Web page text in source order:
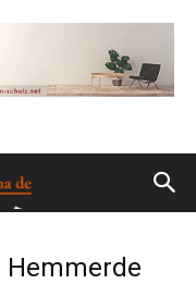
Hemmerde